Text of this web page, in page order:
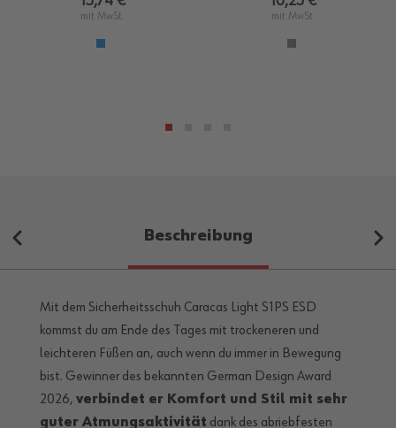
mit MwSt. mit MwSt.
Beschreibung
Mit dem Sicherheitsschuh Caracas Light S1PS ESD
kommst du am Ende des Tages mit trockeneren und
leichteren Füßen an, auch wenn du immer in Bewegung
bist. Gewinner des bekannten German Design Award
2026, verbindet er Komfort und Stil mit sehr
guter Atmungsaktivität dank des abriebfesten